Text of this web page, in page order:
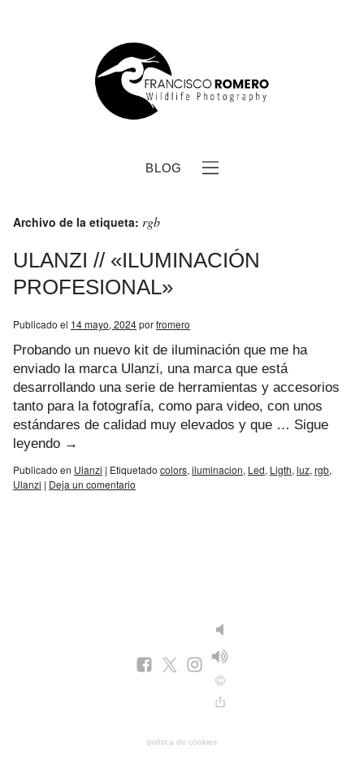
BLOG
Archivo de la etiqueta: rgb
ULANZI // «ILUMINACIÓN
PROFESIONAL»
Publicado el 14 mayo, 2024porfromero
Probando un nuevo kit de iluminación que me ha
enviado la marca Ulanzi, una marca que está
desarrollando una serie de herramientas y accesorios
tanto para la fotografía, como para video, con unos
estándares de calidad muy elevados y que … Sigue
leyendo →
Publicado en Ulanzi | Etiquetado colors, iluminacion, Led, Ligth, luz, rgb,
Ulanzi | Deja un comentario
política de cookies